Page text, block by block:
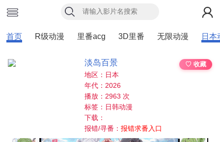
首页 R级动漫 里番acg 3D里番 无限动漫 日本
淡岛百景
♡ 收藏
地区：日本
年代：2026
播放：2963 次
标签：日韩动漫
下载：
报错/寻番：报错求番入口